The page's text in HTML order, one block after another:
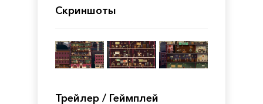
Скриншоты
Трейлер / Геймплей